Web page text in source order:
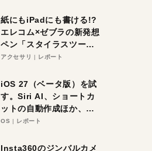
紙にもiPadにも書ける!?
エレコム×ゼブラの新発想
ペン「スタイラスツーウ
ェイ」レビュー。持ち替
アクセサリ レポート
iOS 27（ベータ版）を試
す。Siri AI、ショートカ
ットの自動作成ほか、期
待大の便利機能5選。
る未来はすぐそこ！
OS レポート
Insta360のジンバルカメ